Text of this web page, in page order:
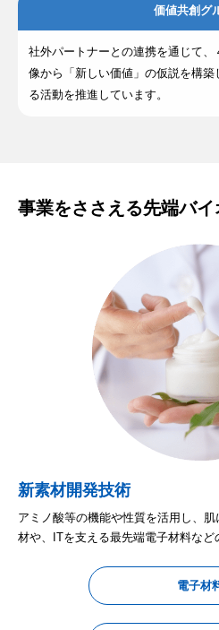
価値共創グ
社外パートナーとの連携を通じて
像から「新しい価値」の仮説を構
る活動を推進しています。
事業をささえる先端バ
新素材開発技術
アミノ酸等の機能や性質を活用し、
材や、ITを支える最先端電子材料など
電子材